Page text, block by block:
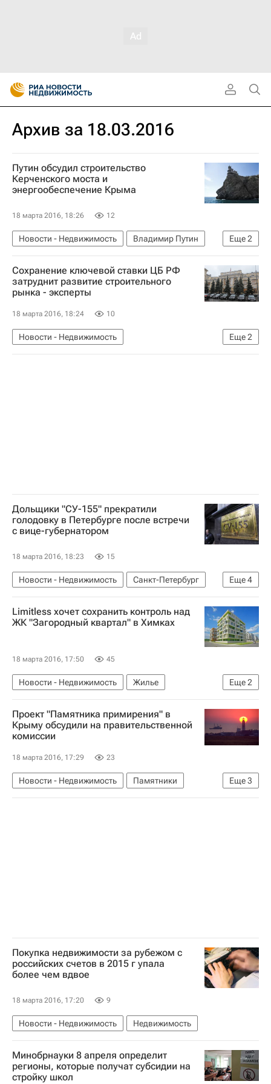
Архив за 18.03.2016
Путин обсудил строительство
Керченского моста и
энергообеспечение Крыма
18 марта 2016, 18:26 12
Еще2
Новости - Недвижимость
Владимир Путин
Республика Крым
Россия
Сохранение ключевой ставки ЦБ РФ
затруднит развитие строительного
рынка - эксперты
18 марта 2016, 18:24 10
Еще2
Новости - Недвижимость
Центральный Банк РФ (ЦБ РФ)
Россия
Дольщики "СУ-155" прекратили
голодовку в Петербурге после встречи
с вице-губернатором
18 марта 2016, 18:23 15
Еще4
Новости - Недвижимость
Санкт-Петербург
СУ-155
Дольщики Жилье Россия
Limitless хочет сохранить контроль над
ЖК "Загородный квартал" в Химках
18 марта 2016, 17:50 45
Еще2
Новости - Недвижимость
Жилье
Московская область (Подмосковье)
Россия
Проект "Памятника примирения" в
Крыму обсудили на правительственной
комиссии
18 марта 2016, 17:29 23
Еще3
Новости - Недвижимость
Памятники
Республика Крым
Городская среда
Покупка недвижимости за рубежом с
российских счетов в 2015 г упала
более чем вдвое
18 марта 2016, 17:20 9
Новости - Недвижимость Недвижимость
Минобрнауки 8 апреля определит
регионы, которые получат субсидии на
стройку школ